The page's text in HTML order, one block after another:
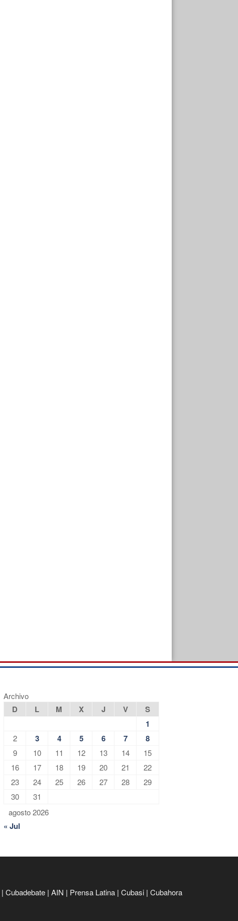
Archivo
agosto 2026
D L M X J V
S
1
2 3 4 5 6 7 8
9 10 11 12 13 14
15
16
17 18 19 20 21
22
23
24 25 26 27 28
29
30
31
« Jul
| Cubadebate | AIN | Prensa Latina | Cubasi | Cubahora